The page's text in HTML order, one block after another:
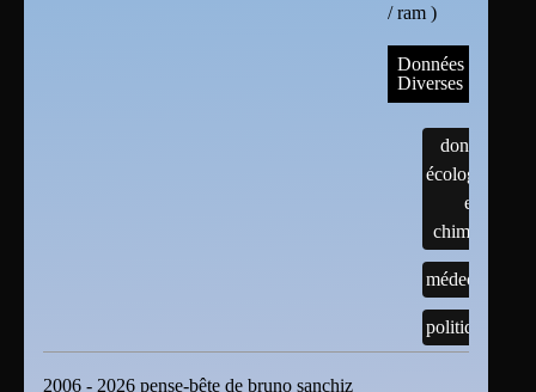
/ ram )
Données
Diverses
données
écologiques
et
chimiques
médecine
politique
2006 - 2026 pense-bête de bruno sanchiz